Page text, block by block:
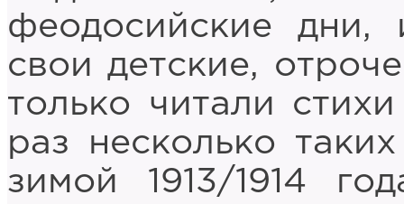
феодосийские
свои детские,
только читали
раз несколько
зимой 1913/1914